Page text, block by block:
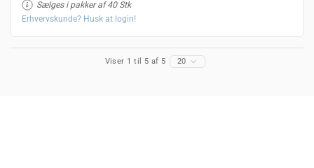
Sælges i pakker af 40 Stk
Erhvervskunde? Husk at login!
Viser 1 til 5 af 5 20